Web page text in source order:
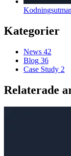
Kategorier
News 42
Blog 36
Case Study 2
Relaterade